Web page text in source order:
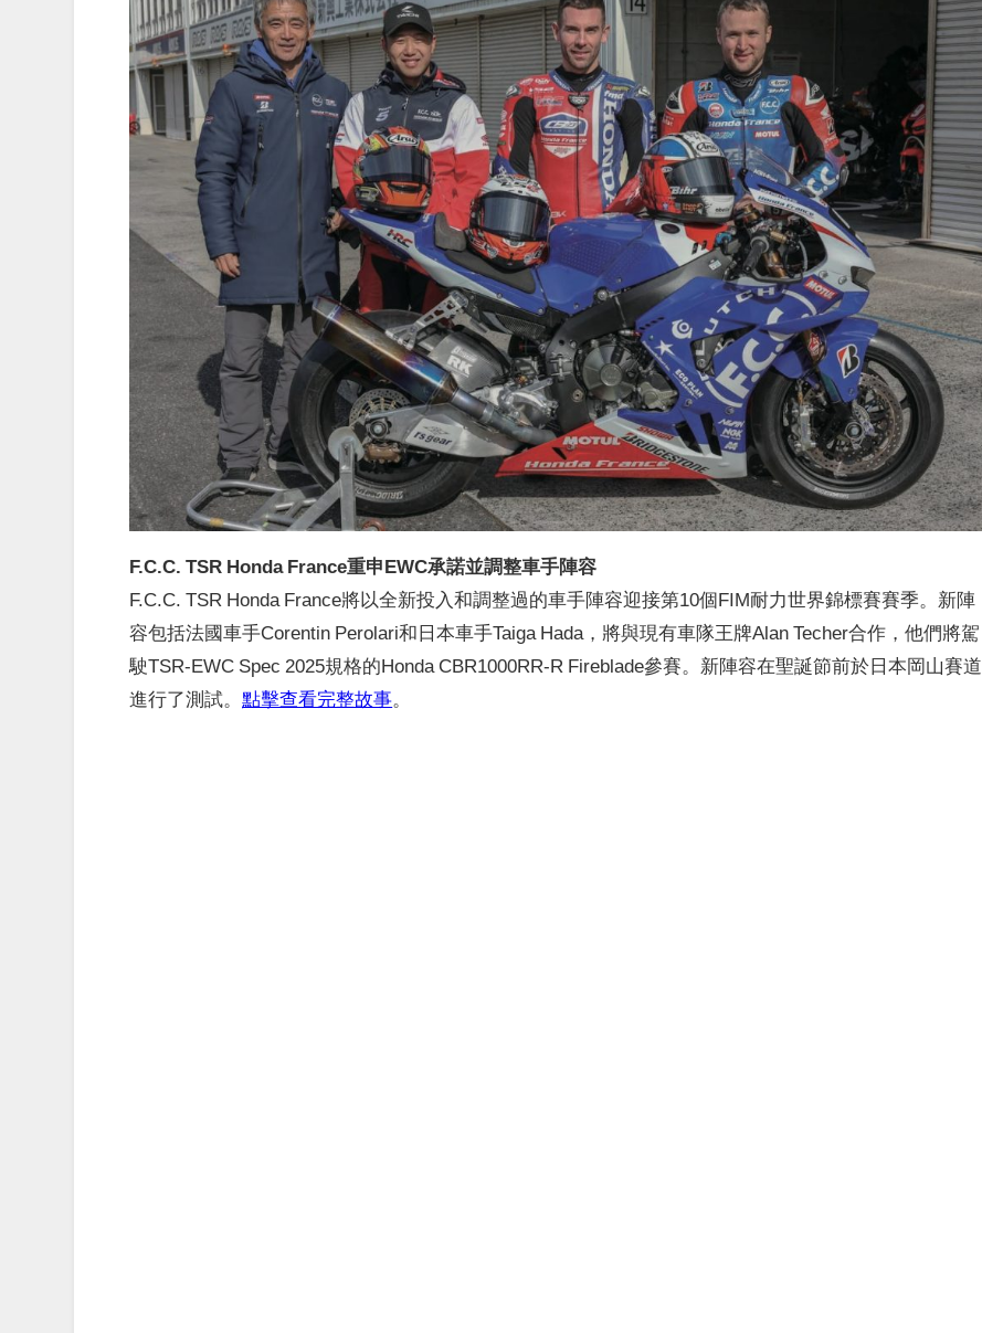
F.C.C. TSR Honda France重申EWC承諾並調整車手陣容
F.C.C. TSR Honda France將以全新投入和調整過的車手陣容迎接第10個FIM耐力世界錦標賽賽季。新陣
容包括法國車手Corentin Perolari和日本車手Taiga Hada，將與現有車隊王牌Alan Techer合作，他們將駕
駛TSR-EWC Spec 2025規格的Honda CBR1000RR-R Fireblade參賽。新陣容在聖誕節前於日本岡山賽道
進行了測試。點擊查看完整故事。